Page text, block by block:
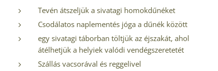
Tevén átszeljük a sivatagi homokdűnéket
Csodálatos naplementés jóga a dűnék között
egy sivatagi táborban töltjük az éjszakát, ahol
átélhetjük a helyiek valódi vendégszeretetét
Szállás vacsorával és reggelivel